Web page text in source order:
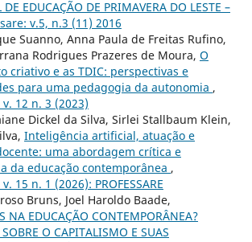
EDUCAÇÃO DE PRIMAVERA DO LESTE –
v.5, n.3 (11) 2016
Suanno, Anna Paula de Freitas Rufino,
Rodrigues Prazeres de Moura, O
criativo e as TDIC: perspectivas e
para uma pedagogia da autonomia ,
12 n. 3 (2023)
Dickel da Silva, Sirlei Stallbaum Klein,
Inteligência artificial, atuação e
uma abordagem crítica e
da educação contemporânea ,
15 n. 1 (2026): PROFESSARE
Bruns, Joel Haroldo Baade,
NA EDUCAÇÃO CONTEMPORÂNEA?
SOBRE O CAPITALISMO E SUAS